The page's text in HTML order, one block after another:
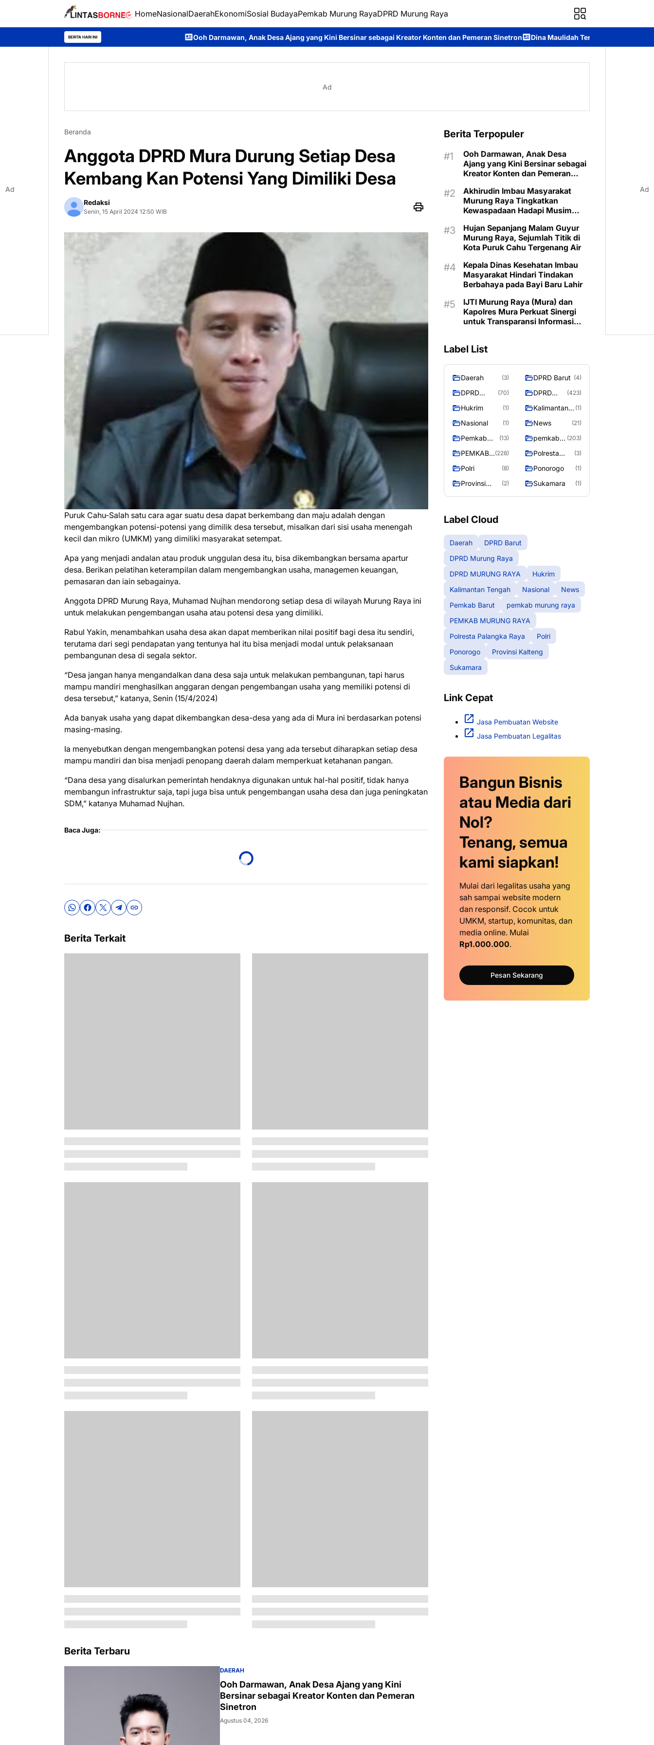
HomeNasionalDaerahEkonomiSosial BudayaPemkab Murung RayaDPRD Murung Raya
BERITA HARI INI Ooh Darmawan, Anak Desa Ajang yang Kini Bersinar sebagai Kreator Konten dan Pemeran Sinetron Dina Maulidah Terpilih Aklamasi Pimpin Perempuan
Ad
Beranda
Anggota DPRD Mura Durung Setiap Desa
Kembang Kan Potensi Yang Dimiliki Desa
Redaksi
Senin, 15 April 2024 12:50 WIB
Puruk Cahu-Salah satu cara agar suatu desa dapat berkembang dan maju adalah dengan
mengembangkan potensi-potensi yang dimilik desa tersebut, misalkan dari sisi usaha menengah
kecil dan mikro (UMKM) yang dimiliki masyarakat setempat.
Apa yang menjadi andalan atau produk unggulan desa itu, bisa dikembangkan bersama apartur
desa. Berikan pelatihan keterampilan dalam mengembangkan usaha, managemen keuangan,
pemasaran dan iain sebagainya.
Anggota DPRD Murung Raya, Muhamad Nujhan mendorong setiap desa di wilayah Murung Raya ini
untuk melakukan pengembangan usaha atau potensi desa yang dimiliki.
Rabul Yakin, menambahkan usaha desa akan dapat memberikan nilai positif bagi desa itu sendiri,
terutama dari segi pendapatan yang tentunya hal itu bisa menjadi modal untuk pelaksanaan
pembangunan desa di segala sektor.
“Desa jangan hanya mengandalkan dana desa saja untuk melakukan pembangunan, tapi harus
mampu mandiri menghasilkan anggaran dengan pengembangan usaha yang memiliki potensi di
desa tersebut,” katanya, Senin (15/4/2024)
Ada banyak usaha yang dapat dikembangkan desa-desa yang ada di Mura ini berdasarkan potensi
masing-masing.
Ia menyebutkan dengan mengembangkan potensi desa yang ada tersebut diharapkan setiap desa
mampu mandiri dan bisa menjadi penopang daerah dalam memperkuat ketahanan pangan.
“Dana desa yang disalurkan pemerintah hendaknya digunakan untuk hal-hal positif, tidak hanya
membangun infrastruktur saja, tapi juga bisa untuk pengembangan usaha desa dan juga peningkatan
SDM,” katanya Muhamad Nujhan.
Baca Juga:
Berita Terkait
Berita Terbaru
DAERAH
Ooh Darmawan, Anak Desa Ajang yang Kini
Bersinar sebagai Kreator Konten dan Pemeran
Sinetron
Agustus 04, 2026
Berita Terpopuler
Ooh Darmawan, Anak Desa
Ajang yang Kini Bersinar sebagai
Kreator Konten dan Pemeran
Akhirudin Imbau Masyarakat
Murung Raya Tingkatkan
Kewaspadaan Hadapi Musim
Hujan Sepanjang Malam Guyur
Murung Raya, Sejumlah Titik di
Kota Puruk Cahu Tergenang Air
Kepala Dinas Kesehatan Imbau
Masyarakat Hindari Tindakan
Berbahaya pada Bayi Baru Lahir
IJTI Murung Raya (Mura) dan
Kapolres Mura Perkuat Sinergi
untuk Transparansi Informasi
Label List
Daerah (3) DPRD Barut (4)
DPRD
Raya
(70)
DPRD
RAYA
(423)
Hukrim (1)
Kalimantan
(1)
Nasional (1) News (21)
Pemkab
(13)
pemkab
raya
(203)
PEMKAB
RAYA
(228)
Polresta
Raya
(3)
Polri (8) Ponorogo (1)
Provinsi
(2) Sukamara (1)
Label Cloud
Daerah
DPRD Barut
DPRD Murung Raya
DPRD MURUNG RAYA
Hukrim
Kalimantan Tengah
Nasional
News
Pemkab Barut
pemkab murung raya
PEMKAB MURUNG RAYA
Polresta Palangka Raya
Polri
Ponorogo
Provinsi Kalteng
Sukamara
Link Cepat
Jasa Pembuatan Website
Jasa Pembuatan Legalitas
Bangun Bisnis
atau Media dari
Nol?
Tenang, semua
kami siapkan!
Mulai dari legalitas usaha yang
sah sampai website modern
dan responsif. Cocok untuk
UMKM, startup, komunitas, dan
media online. Mulai
Rp1.000.000.
Pesan Sekarang
Ad Ad